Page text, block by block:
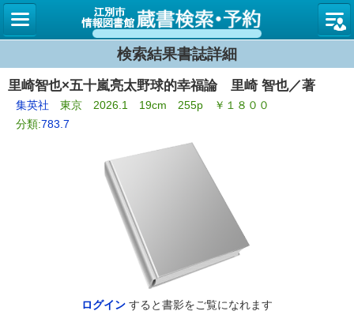
図書館
検索結果書誌詳細
里崎智也×五十嵐亮太野球的幸福論 里崎 智也／著
集英社 東京 2026.1 19cm 255p ￥１８００
分類:783.7
ログイン すると書影をご覧になれます